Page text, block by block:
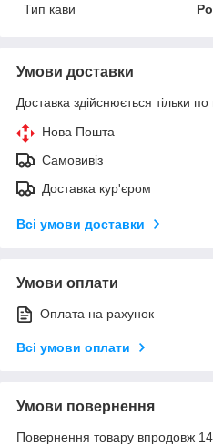
Тип кави
Умови доставки
Доставка здійснюється тільки по
Нова Пошта
Самовивіз
Доставка кур'єром
Всі умови доставки
Умови оплати
Оплата на рахунок
Всі умови оплати
Умови повернення
Повернення товару впродовж